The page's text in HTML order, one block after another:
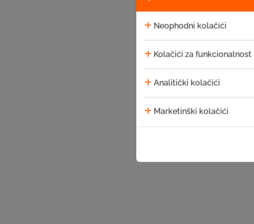
Neophodni kolačići
Kolačići za funkcionalnost
Analitički kolačići
Marketinški kolačići